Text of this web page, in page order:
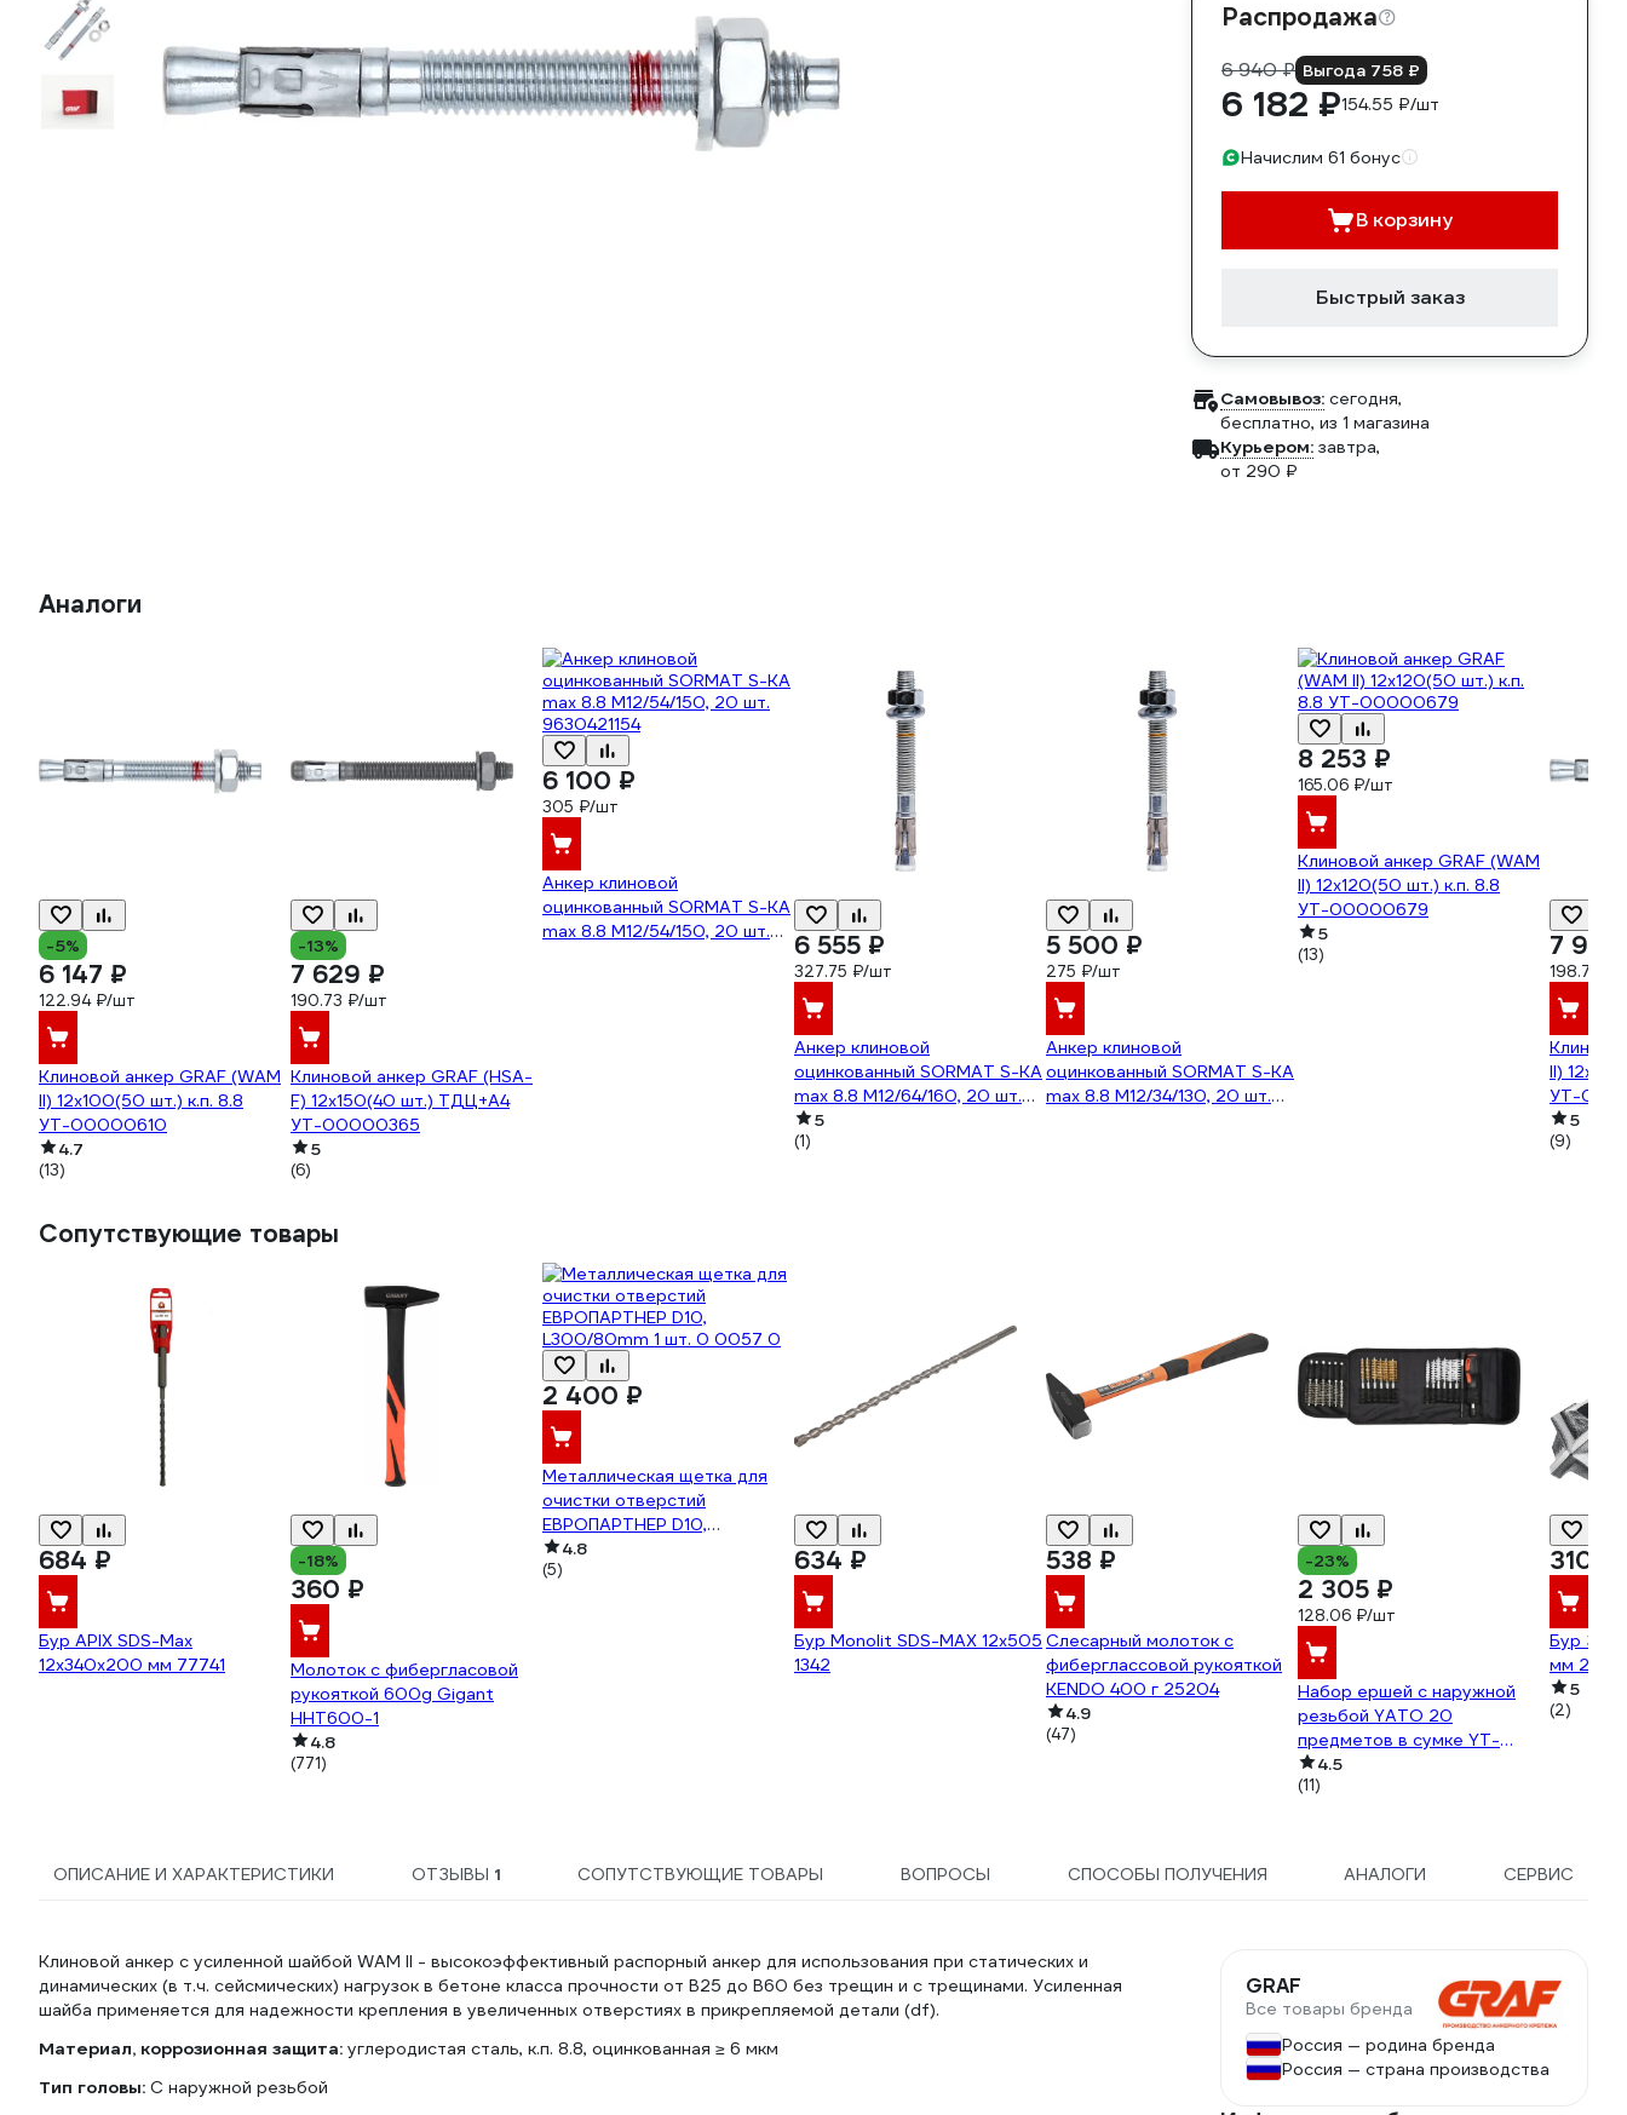
Распродажа
6 940 ₽ Выгода 758 ₽
6 182 ₽154.55 ₽/шт
Начислим 61 бонус
В корзину
Быстрый заказ
Самовывоз: сегодня,
бесплатно, из 1 магазина
Курьером: завтра,
от 290 ₽
Аналоги
-5%
6 147 ₽
122.94 ₽/шт
Клиновой анкер GRAF (WAM
II) 12x100(50 шт.) к.п. 8.8
УТ-00000610
4.7
(13)
-13%
7 629 ₽
190.73 ₽/шт
Клиновой анкер GRAF (HSA-
F) 12x150(40 шт.) ТДЦ+А4
УТ-00000365
5
(6)
6 100 ₽
305 ₽/шт
Анкер клиновой
оцинкованный SORMAT S-KA
max 8.8 M12/54/150, 20 шт.
6 555 ₽
327.75 ₽/шт
Анкер клиновой
оцинкованный SORMAT S-KA
max 8.8 M12/64/160, 20 шт.
9630421155
5
(1)
5 500 ₽
275 ₽/шт
Анкер клиновой
оцинкованный SORMAT S-KA
max 8.8 M12/34/130, 20 шт.
8 253 ₽
165.06 ₽/шт
Клиновой анкер GRAF (WAM
II) 12x120(50 шт.) к.п. 8.8
УТ-00000679
5
(13) 7
198.73
II)
УТ-
5
(9)
Сопутствующие товары
684 ₽
Бур APIX SDS-Max
12х340х200 мм 77741
-18%
360 ₽
Молоток с фибергласовой
рукояткой 600g Gigant
HHT600-1
4.8
(771)
2 400 ₽
Металлическая щетка для
очистки отверстий
ЕВРОПАРТНЕР D10,
L300/80mm 1 шт. 0 0057 0
4.8
(5) 634 ₽
Бур Monolit SDS-MAX 12x505
1342
538 ₽
Слесарный молоток с
фиберглассовой рукояткой
KENDO 400 г 25204
4.9
(47)
-23%
2 305 ₽
128.06 ₽/шт
Набор ершей с наружной
резьбой YATO 20
предметов в сумке YT-
08195 369708195 092 1
4.5
(11)
310 ₽
Бур
мм
5
(2)
ОПИСАНИЕ И ХАРАКТЕРИСТИКИ ОТЗЫВЫ 1 СОПУТСТВУЮЩИЕ ТОВАРЫ ВОПРОСЫ СПОСОБЫ ПОЛУЧЕНИЯ АНАЛОГИ СЕРВИС
Клиновой анкер с усиленной шайбой WAM II - высокоэффективный распорный анкер для использования при статических и
динамических (в т.ч. сейсмических) нагрузок в бетоне класса прочности от В25 до В60 без трещин и с трещинами. Усиленная
шайба применяется для надежности крепления в увеличенных отверстиях в прикрепляемой детали (df).
Материал, коррозионная защита: углеродистая сталь, к.п. 8.8, оцинкованная ≥ 6 мкм
Тип головы: C наружной резьбой
GRAF
Все товары бренда
Россия — родина бренда
Россия — страна производства